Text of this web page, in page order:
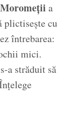
Moromeții a
plictisește cu
întrebarea:
mici.
a străduit să